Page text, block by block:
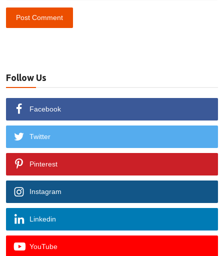
Post Comment
Follow Us
Facebook
Twitter
Pinterest
Instagram
Linkedin
YouTube